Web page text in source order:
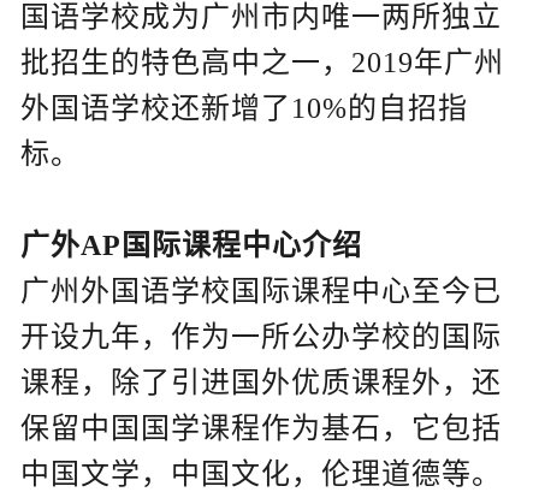
国语学校成为广州市内唯一两所独立
批招生的特色高中之一，2019年广州
外国语学校还新增了10%的自招指
标。
广外AP国际课程中心介绍
广州外国语学校国际课程中心至今已
开设九年，作为一所公办学校的国际
课程，除了引进国外优质课程外，还
保留中国国学课程作为基石，它包括
中国文学，中国文化，伦理道德等。